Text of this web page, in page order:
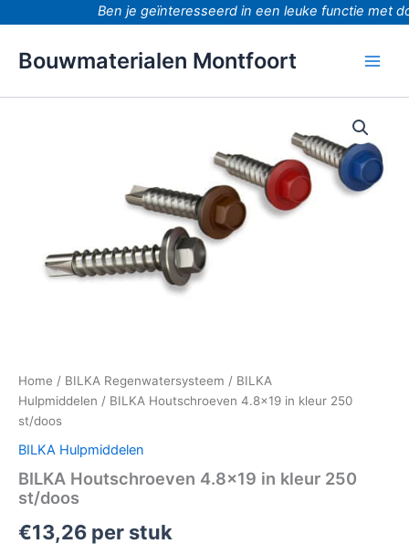
Ben je geïnteresseerd in een leuke functie met
Bouwmaterialen Montfoort
Home / BILKA Regenwatersysteem / BILKA
Hulpmiddelen / BILKA Houtschroeven 4.8×19 in kleur 250
st/doos
BILKA Hulpmiddelen
BILKA Houtschroeven 4.8×19 in kleur 250
st/doos
€13,26 per stuk